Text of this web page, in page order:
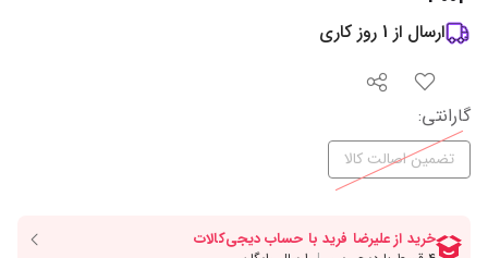
ارسال از 1 روز کاری
گارانتی:
تضمین اصالت کالا